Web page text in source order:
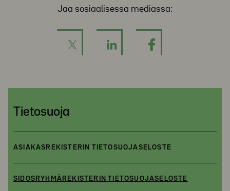
Jaa sosiaalisessa mediassa:
Tietosuoja
ASIAKASREKISTERIN TIETOSUOJASELOSTE
SIDOSRYHMÄREKISTERIN TIETOSUOJASELOSTE